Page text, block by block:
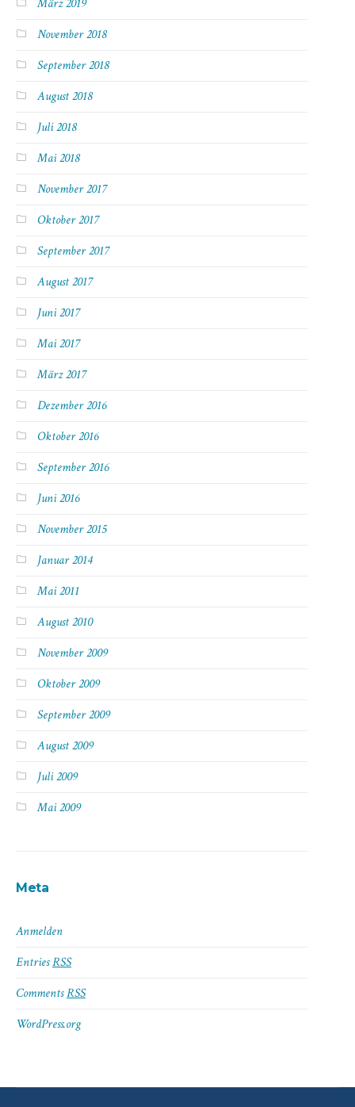
März 2019
November 2018
September 2018
August 2018
Juli 2018
Mai 2018
November 2017
Oktober 2017
September 2017
August 2017
Juni 2017
Mai 2017
März 2017
Dezember 2016
Oktober 2016
September 2016
Juni 2016
November 2015
Januar 2014
Mai 2011
August 2010
November 2009
Oktober 2009
September 2009
August 2009
Juli 2009
Mai 2009
Meta
Anmelden
EntriesRSS
CommentsRSS
WordPress.org